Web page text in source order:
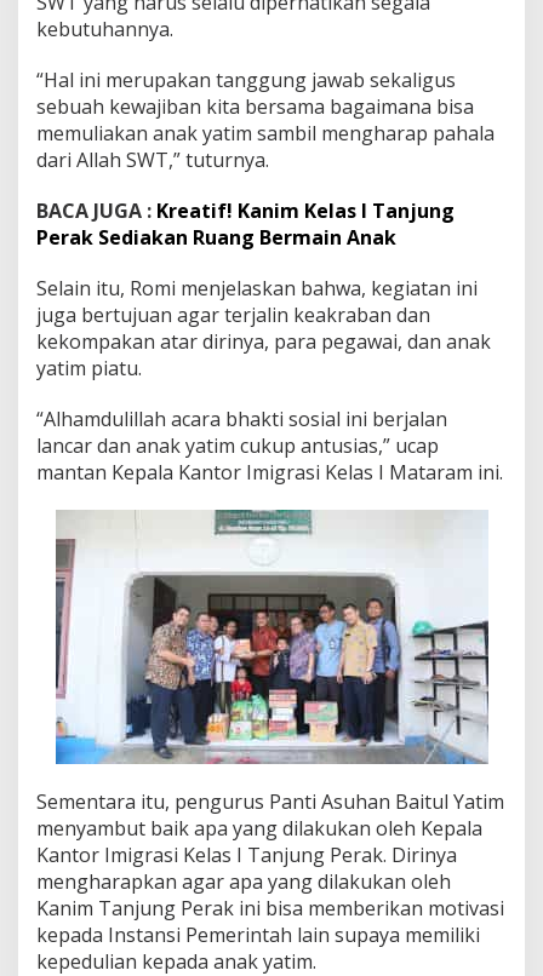
kebutuhannya.
“Hal ini merupakan tanggung jawab sekaligus
sebuah kewajiban kita bersama bagaimana bisa
memuliakan anak yatim sambil mengharap pahala
dari Allah SWT,” tuturnya.
BACA JUGA : Kreatif! Kanim Kelas I Tanjung
Perak Sediakan Ruang Bermain Anak
Selain itu, Romi menjelaskan bahwa, kegiatan ini
juga bertujuan agar terjalin keakraban dan
kekompakan atar dirinya, para pegawai, dan anak
yatim piatu.
“Alhamdulillah acara bhakti sosial ini berjalan
lancar dan anak yatim cukup antusias,” ucap
mantan Kepala Kantor Imigrasi Kelas I Mataram ini.
Sementara itu, pengurus Panti Asuhan Baitul Yatim
menyambut baik apa yang dilakukan oleh Kepala
Kantor Imigrasi Kelas I Tanjung Perak. Dirinya
mengharapkan agar apa yang dilakukan oleh
Kanim Tanjung Perak ini bisa memberikan motivasi
kepada Instansi Pemerintah lain supaya memiliki
kepedulian kepada anak yatim.